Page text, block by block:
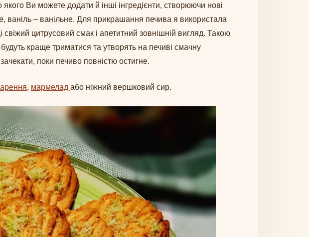
Ви можете додати й інші інгредієнти, створюючи нові
ваніль – ванільне. Для прикрашання печива я використала
цитрусовий смак і апетитний зовнішній вигляд. Такою
краще триматися та утворять на печиві смачну
поки печиво повністю остигне.
, мармелад або ніжний вершковий сир.